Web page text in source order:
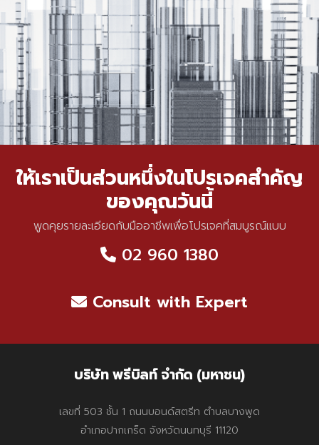
ให้เราเป็นส่วนหนึ่งในโปรเจคสำคัญ
ของคุณวันนี้
พูดคุยรายละเอียดกับมืออาชีพเพื่อโปรเจคที่สมบูรณ์แบบ
02 960 1380
Consult with Expert
บริษัท พรีบิลท์ จำกัด (มหาชน)
เลขที่ 503 ชั้น 1 ถนนบอนด์สตรีท ตำบลบางพูด
อำเภอปากเกร็ด จังหวัดนนทบุรี 11120